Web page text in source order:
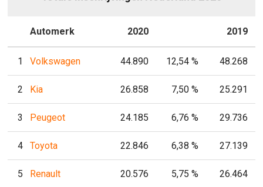
Automerk 2020 2019
1 Volkswagen 44.890 12,54 % 48.268
2 Kia 26.858 7,50 % 25.291
3 Peugeot 24.185 6,76 % 29.736
4 Toyota 22.846 6,38 % 27.139
5 Renault 20.576 5,75 % 26.464